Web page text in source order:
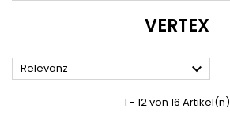
VERTEX
Relevanz 
1 - 12 von 16 Artikel(n)